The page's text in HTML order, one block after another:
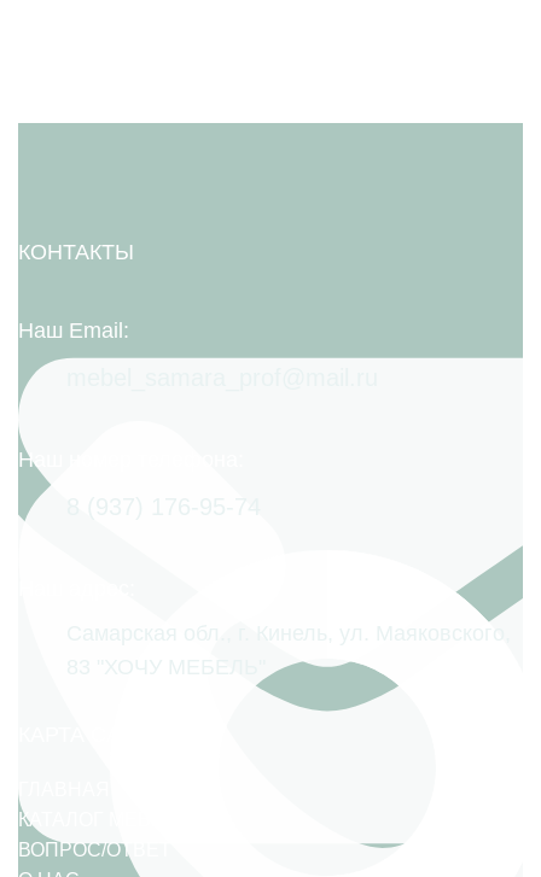
КОНТАКТЫ
Наш Email:
Наш номер телефона:
КАТАЛОГ МЕБЕЛИ
ВОПРОС/ОТВЕТ